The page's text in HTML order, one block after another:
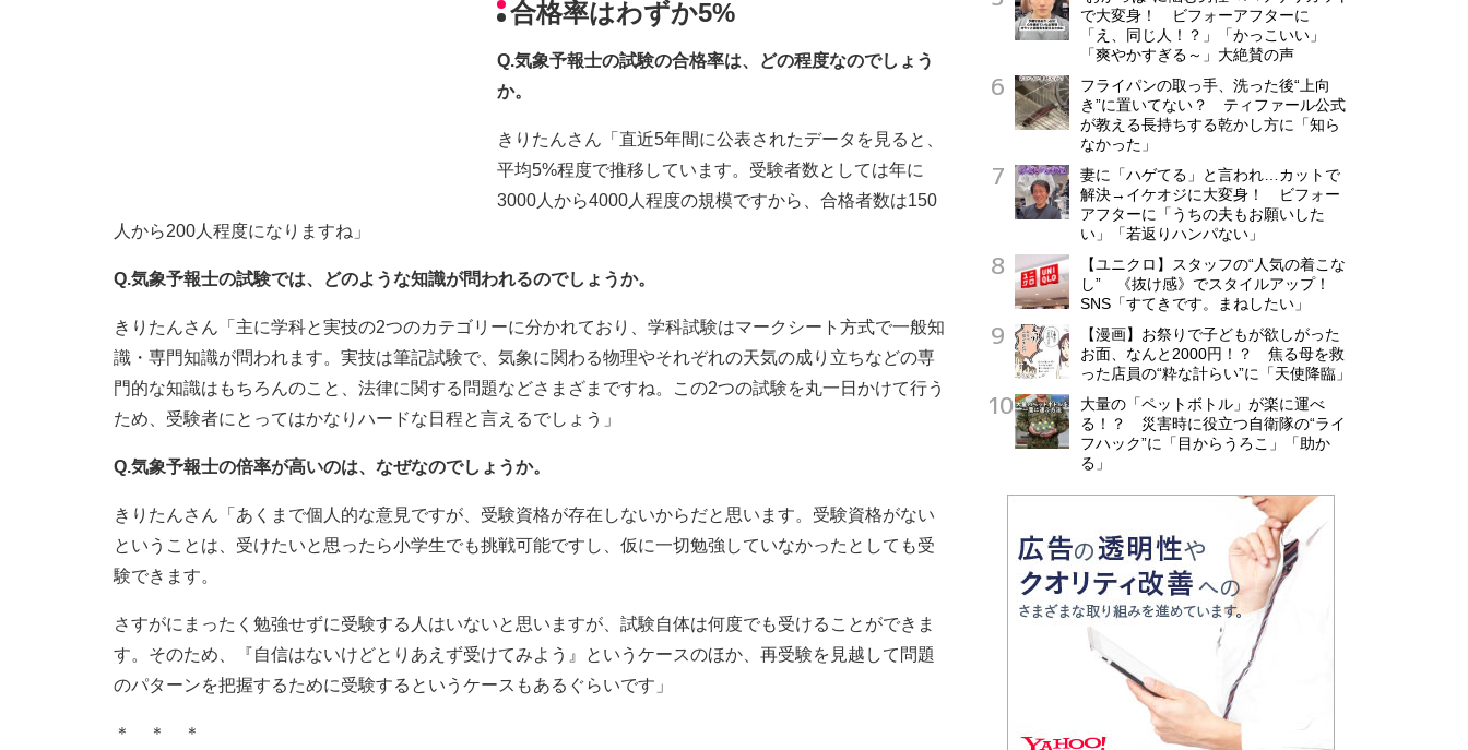
合格率はわずか5%
Q.気象予報士の試験の合格率は、どの程度なのでしょう
か。
きりたんさん「直近5年間に公表されたデータを見ると、
平均5%程度で推移しています。受験者数としては年に
3000人から4000人程度の規模ですから、合格者数は150
人から200人程度になりますね」
Q.気象予報士の試験では、どのような知識が問われるのでしょうか。
きりたんさん「主に学科と実技の2つのカテゴリーに分かれており、学科試験はマークシート方式で一般知
識・専門知識が問われます。実技は筆記試験で、気象に関わる物理やそれぞれの天気の成り立ちなどの専
門的な知識はもちろんのこと、法律に関する問題などさまざまですね。この2つの試験を丸一日かけて行う
ため、受験者にとってはかなりハードな日程と言えるでしょう」
Q.気象予報士の倍率が高いのは、なぜなのでしょうか。
きりたんさん「あくまで個人的な意見ですが、受験資格が存在しないからだと思います。受験資格がない
ということは、受けたいと思ったら小学生でも挑戦可能ですし、仮に一切勉強していなかったとしても受
験できます。
さすがにまったく勉強せずに受験する人はいないと思いますが、試験自体は何度でも受けることができま
す。そのため、『自信はないけどとりあえず受けてみよう』というケースのほか、再受験を見越して問題
のパターンを把握するために受験するというケースもあるぐらいです」
＊ ＊ ＊
で大変身！ ビフォーアフターに
「え、同じ人！？」「かっこいい」
「爽やかすぎる～」大絶賛の声
フライパンの取っ手、洗った後“上向
き”に置いてない？ ティファール公式
が教える長持ちする乾かし方に「知ら
なかった」
妻に「ハゲてる」と言われ…カットで
解決→イケオジに大変身！ ビフォー
アフターに「うちの夫もお願いした
い」「若返りハンパない」
【ユニクロ】スタッフの“人気の着こな
し” 《抜け感》でスタイルアップ！
SNS「すてきです。まねしたい」
【漫画】お祭りで子どもが欲しがった
お面、なんと2000円！？ 焦る母を救
った店員の“粋な計らい”に「天使降臨」
大量の「ペットボトル」が楽に運べ
る！？ 災害時に役立つ自衛隊の“ライ
フハック”に「目からうろこ」「助か
る」